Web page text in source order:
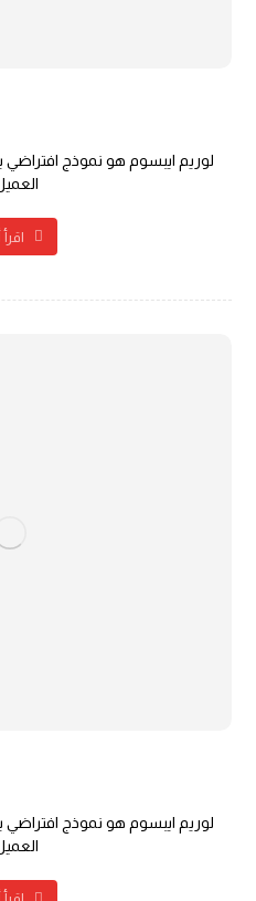
لوريم ايبسوم هو نموذج
اقرأ
لوريم ايبسوم هو نموذج